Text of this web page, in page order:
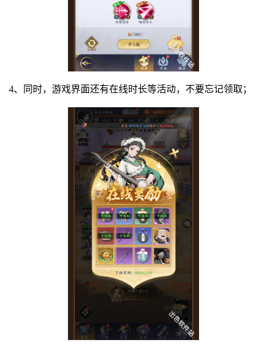
4、同时，游戏界面还有在线时长等活动，不要忘记领取；